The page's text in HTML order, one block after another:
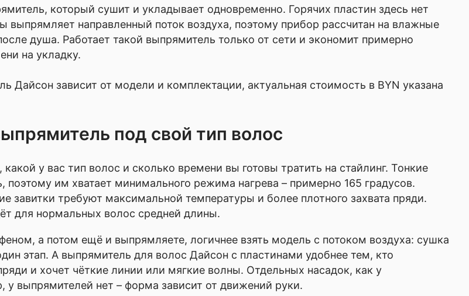
который сушит и укладывает одновременно. Горячих пластин здесь нет
выпрямляет направленный поток воздуха, поэтому прибор рассчитан на влажные
душа. Работает такой выпрямитель только от сети и экономит примерно
на укладку.
Дайсон зависит от модели и комплектации, актуальная стоимость в BYN указана
под свой тип волос
какой у вас тип волос и сколько времени вы готовы тратить на стайлинг. Тонкие
поэтому им хватает минимального режима нагрева – примерно 165 градусов.
завитки требуют максимальной температуры и более плотного захвата пряди.
для нормальных волос средней длины.
а потом ещё и выпрямляете, логичнее взять модель с потоком воздуха: сушка
этап. А выпрямитель для волос Дайсон с пластинами удобнее тем, кто
и хочет чёткие линии или мягкие волны. Отдельных насадок, как у
у выпрямителей нет – форма зависит от движений руки.